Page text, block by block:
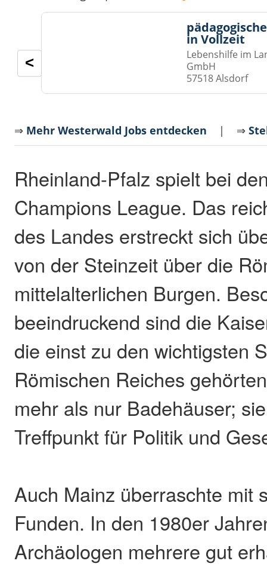
in Vollzeit
Lebenshilfe im
GmbH
57518 Alsdorf
<
⇒ Mehr Westerwald Jobs entdecken | ⇒
Rheinland-Pfalz spielt bei
Champions League. Das
des Landes erstreckt sich
von der Steinzeit über die
mittelalterlichen Burgen.
beeindruckend sind die
die einst zu den wichtigsten
Römischen Reiches
mehr als nur Badehäuser;
Treffpunkt für Politik und
Auch Mainz überraschte mit
Funden. In den 1980er
Archäologen mehrere gut